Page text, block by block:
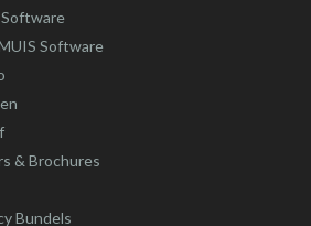
Software
& Brochures
Bundels